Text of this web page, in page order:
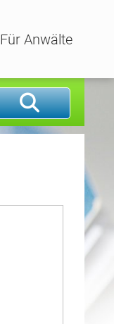
Für Anwälte